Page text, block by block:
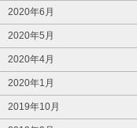
2020年6月
2020年5月
2020年4月
2020年1月
2019年10月